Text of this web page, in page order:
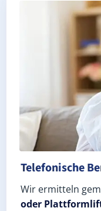
Persönliche
Telefonische
Wir ermitteln
oder